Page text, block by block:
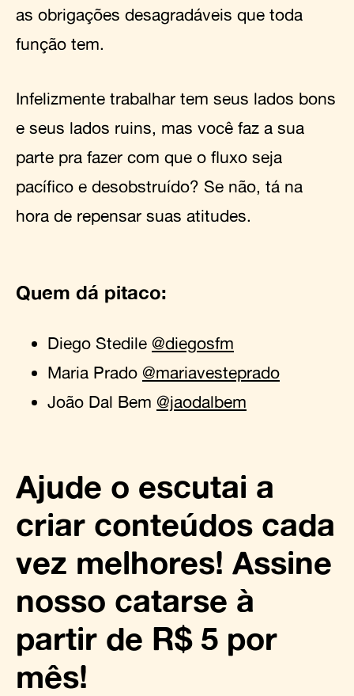
as obrigações desagradáveis que toda
função tem.
Infelizmente trabalhar tem seus lados bons
e seus lados ruins, mas você faz a sua
parte pra fazer com que o fluxo seja
pacífico e desobstruído? Se não, tá na
hora de repensar suas atitudes.
Quem dá pitaco:
Diego Stedile @diegosfm
Maria Prado @mariavesteprado
João Dal Bem @jaodalbem
Ajude o escutai a
criar conteúdos cada
vez melhores! Assine
nosso catarse à
partir de R$ 5 por
mês!